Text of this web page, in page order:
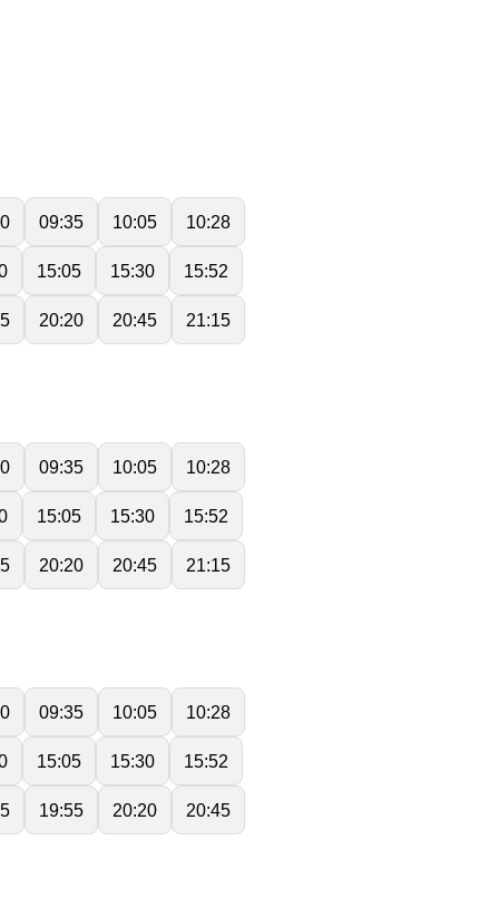
09:35 10:05 10:28
15:05 15:30 15:52
20:20 20:45 21:15
09:35 10:05 10:28
15:05 15:30 15:52
20:20 20:45 21:15
09:35 10:05 10:28
15:05 15:30 15:52
19:55 20:20 20:45